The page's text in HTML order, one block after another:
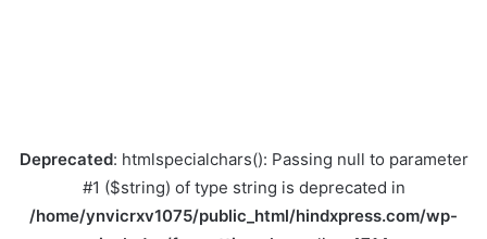
Deprecated: htmlspecialchars(): Passing null to parameter
#1 ($string) of type string is deprecated in
/home/ynvicrxv1075/public_html/hindxpress.com/wp-